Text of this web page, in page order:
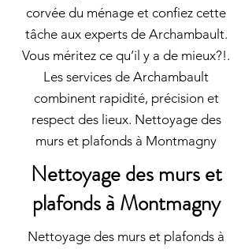
corvée du ménage et confiez cette
tâche aux experts de Archambault.
Vous méritez ce qu’il y a de mieux?!.
Les services de Archambault
combinent rapidité, précision et
respect des lieux. Nettoyage des
murs et plafonds à Montmagny
Nettoyage des murs et
plafonds à Montmagny
Nettoyage des murs et plafonds à